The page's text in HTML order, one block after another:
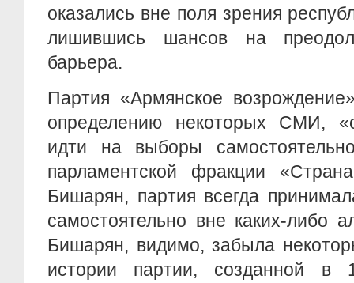
оказались вне поля зрения
лишившись шансов на
барьера.
Партия «Армянское
определению некоторых СМИ,
идти на выборы
парламентской фракции
Бишарян, партия всегда
самостоятельно вне каких-либо
Бишарян, видимо, забыла
истории партии, созданной в